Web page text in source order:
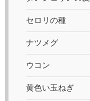
セロリの種
ナツメグ
ウコン
黄色い玉ねぎ